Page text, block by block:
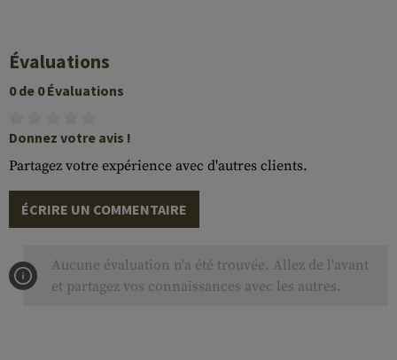
Évaluations
0 de 0 Évaluations
Donnez votre avis !
Partagez votre expérience avec d'autres clients.
ÉCRIRE UN COMMENTAIRE
Aucune évaluation n'a été trouvée. Allez de l'avant
et partagez vos connaissances avec les autres.